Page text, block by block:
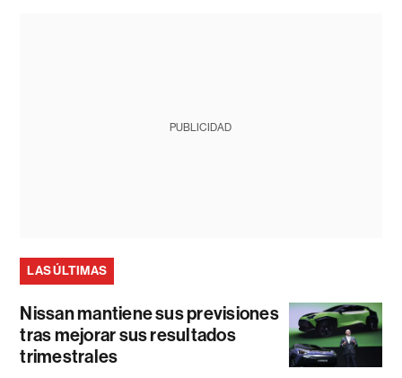
PUBLICIDAD
LAS ÚLTIMAS
Nissan mantiene sus previsiones
tras mejorar sus resultados
trimestrales